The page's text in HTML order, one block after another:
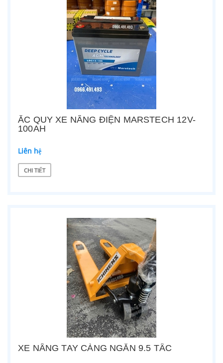
ẮC QUY XE NÂNG ĐIỆN MARSTECH 12V-
100AH
Liên hệ
CHI TIẾT
XE NÂNG TAY CÀNG NGẮN 9.5 TẤC